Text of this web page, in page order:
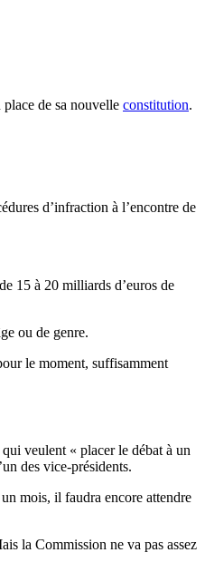
de sa nouvelle constitution.
d’infraction à l’encontre de
15 à 20 milliards d’euros de
ou de genre.
le moment, suffisamment
veulent « placer le débat à un
des vice-présidents.
mois, il faudra encore attendre
la Commission ne va pas assez